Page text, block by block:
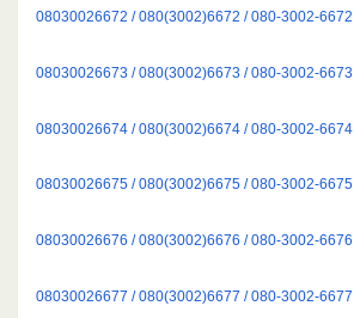
08030026672 / 080(3002)6672 / 080-3002-6672
08030026673 / 080(3002)6673 / 080-3002-6673
08030026674 / 080(3002)6674 / 080-3002-6674
08030026675 / 080(3002)6675 / 080-3002-6675
08030026676 / 080(3002)6676 / 080-3002-6676
08030026677 / 080(3002)6677 / 080-3002-6677